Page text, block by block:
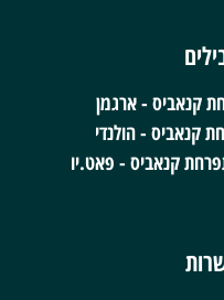
קנאביס - ארגמן
קנאביס - הולנדי
קנאביס - פאט.יו